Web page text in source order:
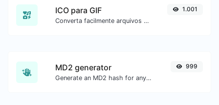
ICO para GIF
Converta facilmente arquivos de imagem ICO para GIF.
1.001
MD2 generator
Generate an MD2 hash for any string input.
999